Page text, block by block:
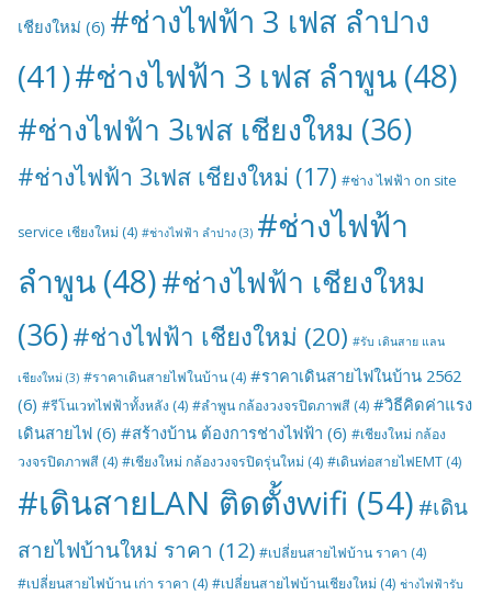
เชียงใหม่ (6) #ช่างไฟฟ้า 3 เฟส ลำปาง
(41)#ช่างไฟฟ้า 3 เฟส ลำพูน (48)
#ช่างไฟฟ้า 3เฟส เชียงใหม (36)
#ช่างไฟฟ้า 3เฟส เชียงใหม่ (17) #ช่าง ไฟฟ้า on site
service เชียงใหม่ (4) #ช่างไฟฟ้า ลำปาง (3) #ช่างไฟฟ้า
ลำพูน (48)#ช่างไฟฟ้า เชียงใหม
(36)#ช่างไฟฟ้า เชียงใหม่ (20) #รับ เดินสาย แลน
เชียงใหม่ (3) #ราคาเดินสายไฟในบ้าน (4) #ราคาเดินสายไฟในบ้าน 2562
(6) #รีโนเวทไฟฟ้าทั้งหลัง (4) #ลำพูน กล้องวงจรปิดภาพสี (4) #วิธีคิดค่าแรง
เดินสายไฟ (6) #สร้างบ้าน ต้องการช่างไฟฟ้า (6) #เชียงใหม่ กล้อง
วงจรปิดภาพสี (4) #เชียงใหม่ กล้องวงจรปิดรุ่นใหม่ (4) #เดินท่อสายไฟEMT (4)
#เดินสายLAN ติดตั้งwifi (54) #เดิน
สายไฟบ้านใหม่ ราคา (12) #เปลี่ยนสายไฟบ้าน ราคา (4)
#เปลี่ยนสายไฟบ้าน เก่า ราคา (4) #เปลี่ยนสายไฟบ้านเชียงใหม่ (4) ช่างไฟฟ้ารับ